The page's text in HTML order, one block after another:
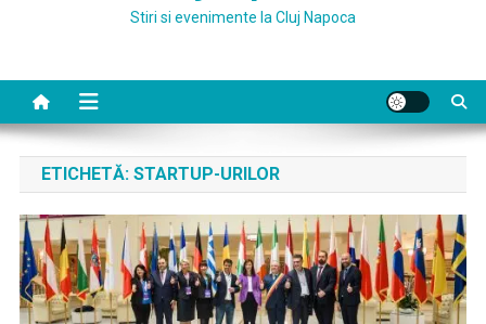
Stiri si evenimente la Cluj Napoca
ETICHETĂ: STARTUP-URILOR